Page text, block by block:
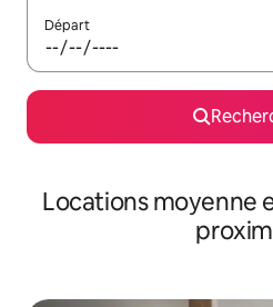
Départ
Locations moyenne